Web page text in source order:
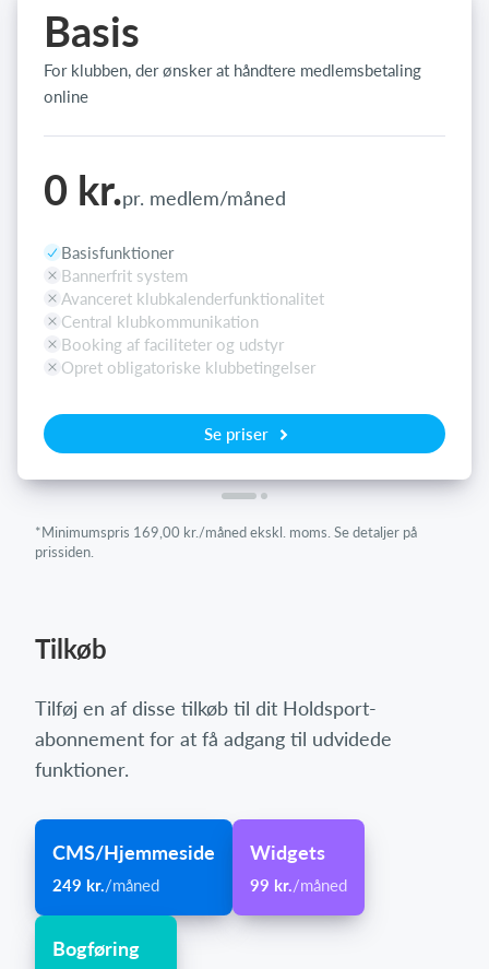
Basis
For klubben, der ønsker at håndtere medlemsbetaling
online
0 kr.pr. medlem/måned
Basisfunktioner
Bannerfrit system
Avanceret klubkalenderfunktionalitet
Central klubkommunikation
Booking af faciliteter og udstyr
Opret obligatoriske klubbetingelser
Se priser
*Minimumspris 169,00 kr./måned ekskl. moms. Se detaljer på
prissiden.
Tilkøb
Tilføj en af disse tilkøb til dit Holdsport-
abonnement for at få adgang til udvidede
funktioner.
CMS/Hjemmeside
249 kr./måned
Widgets
99 kr./måned
Bogføring